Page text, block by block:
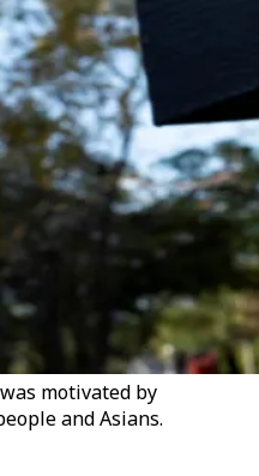
motivated by
and Asians.